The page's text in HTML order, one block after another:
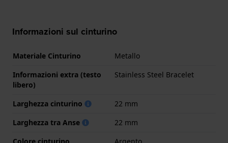
Informazioni sul cinturino
Materiale Cinturino
Metallo
Informazioni extra (testo
libero)
Stainless Steel Bracelet
Larghezza cinturino
22 mm
Larghezza tra Anse
22 mm